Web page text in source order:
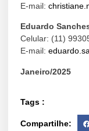
E-mail:
Eduardo
Celular: (11)
E-mail:
Janeiro/2025
Tags :
Compartilhe: